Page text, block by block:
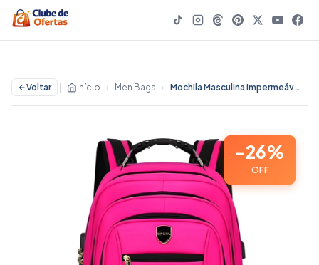
Voltar Início › Men Bags › Mochila Masculina Impermeável Anti-Furto Com Cadeado Bolso Nas Costas Reforçada Grande CHL 48A-65 - 26% OFF | Men Bags
-26%
OFF